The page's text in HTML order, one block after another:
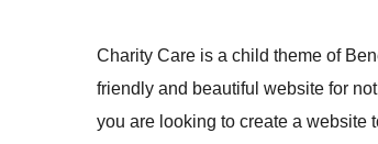
Charity Care is a child theme of
friendly and beautiful website for
you are looking to create a website